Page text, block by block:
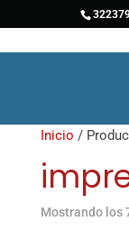
Inicio /
Mostrando los